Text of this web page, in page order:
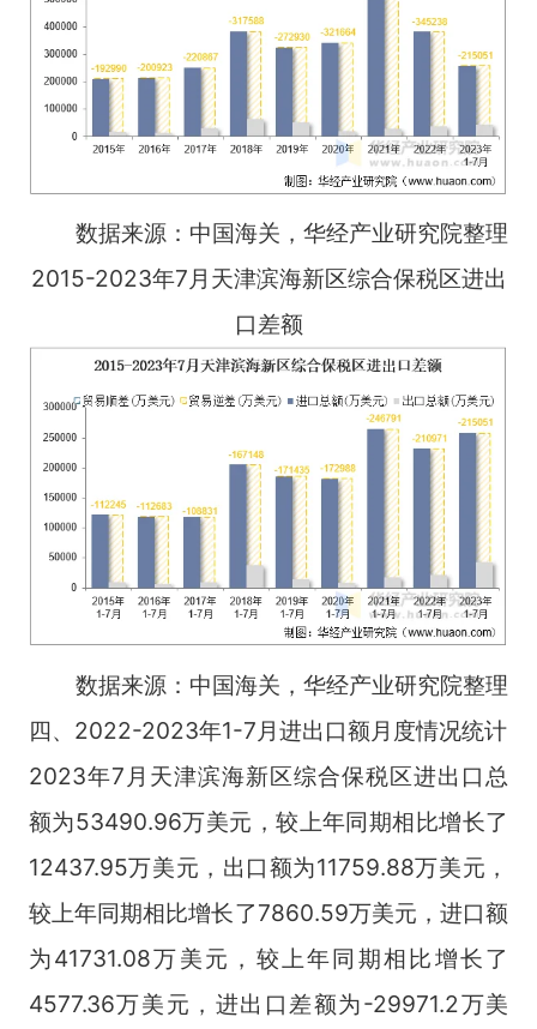
数据来源：中国海关，华经产业研究院整理
2015-2023年7月天津滨海新区综合保税区进出
口差额
数据来源：中国海关，华经产业研究院整理
四、2022-2023年1-7月进出口额月度情况统计
2023年7月天津滨海新区综合保税区进出口总
额为53490.96万美元，较上年同期相比增长了
12437.95万美元，出口额为11759.88万美元，
较上年同期相比增长了7860.59万美元，进口额
为41731.08万美元，较上年同期相比增长了
4577.36万美元，进出口差额为-29971.2万美